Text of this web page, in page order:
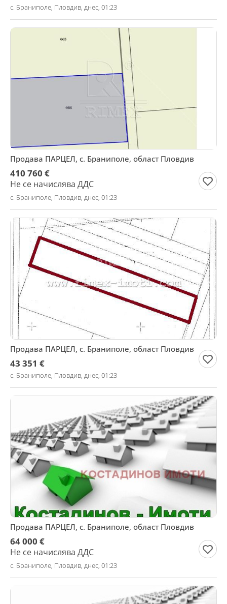
с. Браниполе, Пловдив, днес, 01:23
Продава ПАРЦЕЛ, с. Браниполе, област Пловдив
410 760 €
Не се начислява ДДС
с. Браниполе, Пловдив, днес, 01:23
Продава ПАРЦЕЛ, с. Браниполе, област Пловдив
43 351 €
с. Браниполе, Пловдив, днес, 01:23
Продава ПАРЦЕЛ, с. Браниполе, област Пловдив
64 000 €
Не се начислява ДДС
с. Браниполе, Пловдив, днес, 01:23